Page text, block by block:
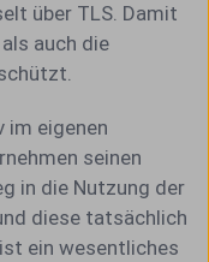
über TLS. Damit
auch die
eigenen
seinen
in die Nutzung der
diese tatsächlich
ein wesentliches